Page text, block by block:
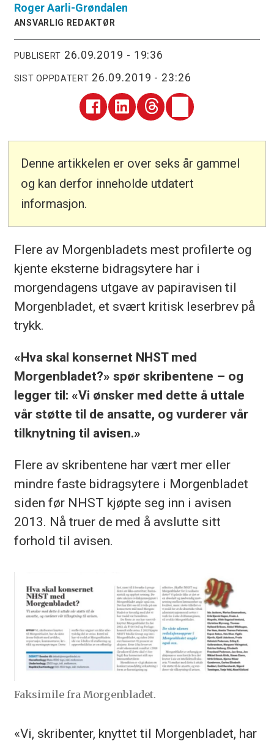
Roger Aarli-Grøndalen
ANSVARLIG REDAKTØR
PUBLISERT 26.09.2019 - 19:36
SIST OPPDATERT 26.09.2019 - 23:26
Denne artikkelen er over seks år gammel
og kan derfor inneholde utdatert
informasjon.
Flere av Morgenbladets mest profilerte og
kjente eksterne bidragsytere har i
morgendagens utgave av papiravisen til
Morgenbladet, et svært kritisk leserbrev på
trykk.
«Hva skal konsernet NHST med
Morgenbladet?» spør skribentene – og
legger til: «Vi ønsker med dette å uttale
vår støtte til de ansatte, og vurderer vår
tilknytning til avisen.»
Flere av skribentene har vært mer eller
mindre faste bidragsytere i Morgenbladet
siden før NHST kjøpte seg inn i avisen
2013. Nå truer de med å avslutte sitt
forhold til avisen.
Faksimile fra Morgenbladet.
«Vi, skribenter, knyttet til Morgenbladet, har